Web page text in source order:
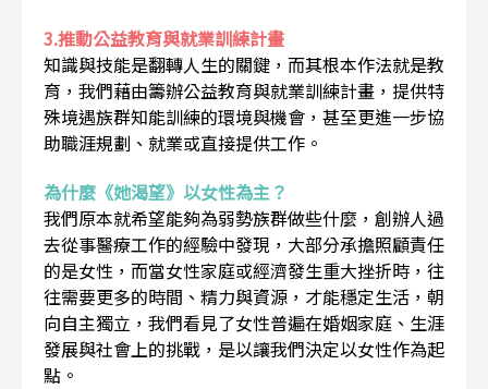
3.推動公益教育與就業訓練計畫
知識與技能是翻轉人生的關鍵，而其根本作法就是教
育，我們藉由籌辦公益教育與就業訓練計畫，提供特
殊境遇族群知能訓練的環境與機會，甚至更進一步協
助職涯規劃、就業或直接提供工作。
為什麼《她渴望》以女性為主？
我們原本就希望能夠為弱勢族群做些什麼，創辦人過
去從事醫療工作的經驗中發現，大部分承擔照顧責任
的是女性，而當女性家庭或經濟發生重大挫折時，往
往需要更多的時間、精力與資源，才能穩定生活，朝
向自主獨立，我們看見了女性普遍在婚姻家庭、生涯
發展與社會上的挑戰，是以讓我們決定以女性作為起
點。